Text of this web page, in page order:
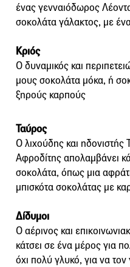
ένας γενναιόδωρος
σοκολάτα γάλακτος, με
Κριός
Ο δυναμικός και
μους σοκολάτα μόκα, ή
ξηρούς καρπούς
Ταύρος
Ο λιχούδης και ηδονιστής
Αφροδίτης απολαμβάνει
σοκολάτα, όπως μια
μπισκότα σοκολάτας με
Δίδυμοι
Ο αέρινος και
κάτσει σε ένα μέρος για
όχι πολύ γλυκό, για να